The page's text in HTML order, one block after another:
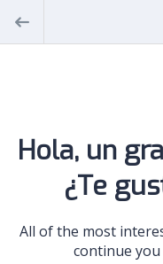
Hola, un
¿Te
All of the most
continue